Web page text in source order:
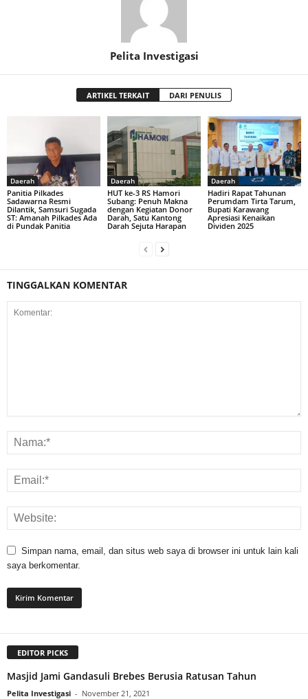
Pelita Investigasi
ARTIKEL TERKAIT DARI PENULIS
Daerah
Panitia Pilkades
Sadawarna Resmi
Dilantik, Samsuri Sugada
ST: Amanah Pilkades Ada
di Pundak Panitia
Daerah
HUT ke-3 RS Hamori
Subang: Penuh Makna
dengan Kegiatan Donor
Darah, Satu Kantong
Darah Sejuta Harapan
Daerah
Hadiri Rapat Tahunan
Perumdam Tirta Tarum,
Bupati Karawang
Apresiasi Kenaikan
Dividen 2025
TINGGALKAN KOMENTAR
Simpan nama, email, dan situs web saya di browser ini untuk lain kali
saya berkomentar.
EDITOR PICKS
Masjid Jami Gandasuli Brebes Berusia Ratusan Tahun
Pelita Investigasi - November 21, 2021